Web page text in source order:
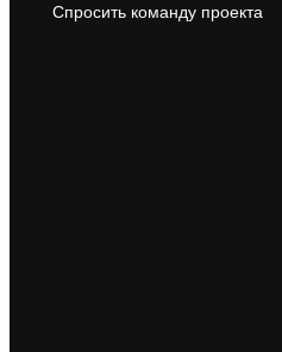
Спросить команду проекта